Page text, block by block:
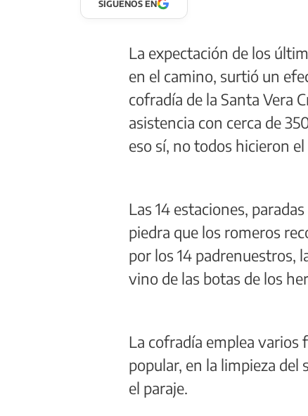
SÍGUENOS EN
La expectación de los
en el camino, surtió un
cofradía de la Santa Vera
asistencia con cerca de
eso sí, no todos hicieron
Las 14 estaciones,
piedra que los romeros
por los 14 padrenuestros,
vino de las botas de los
La cofradía emplea varios
popular, en la limpieza
el paraje.